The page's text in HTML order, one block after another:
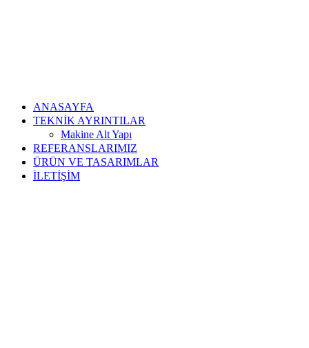
ANASAYFA
TEKNİK AYRINTILAR
Makine Alt Yapı
REFERANSLARIMIZ
ÜRÜN VE TASARIMLAR
İLETİŞİM